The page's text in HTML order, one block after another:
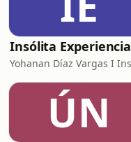
Insólita Experiencia
ÚN